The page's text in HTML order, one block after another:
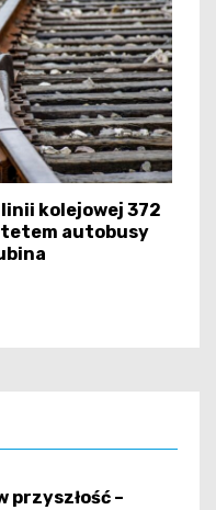
kolejowej 372
autobusy
przyszłość –